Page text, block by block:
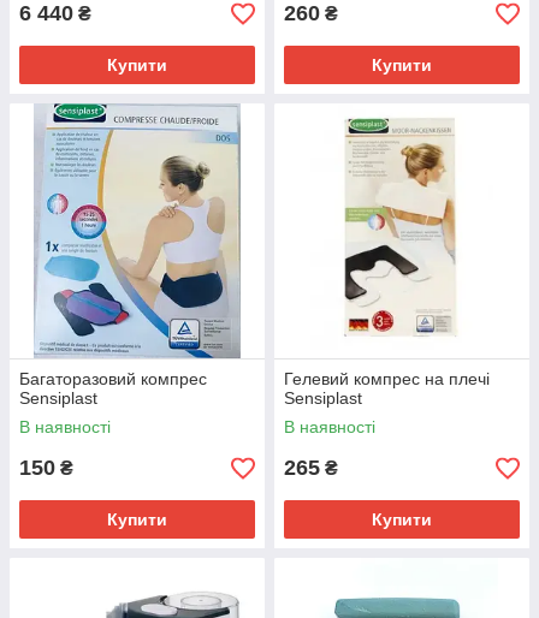
6 440 ₴
Купити
260 ₴
Купити
Багаторазовий компрес
Sensiplast
В наявності
150 ₴
Купити
Гелевий компрес на плечі
Sensiplast
В наявності
265 ₴
Купити